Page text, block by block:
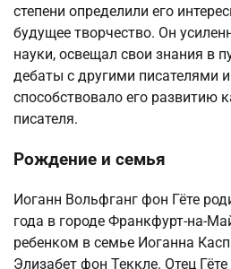
степени определили его
будущее творчество. Он
науки, освещал свои знания в
дебаты с другими писателями
способствовало его развитию
писателя.
Рождение и семья
Иоганн Вольфганг фон Гёте
года в городе Франкфурт-на-
ребенком в семье Иоганна
Элизабет фон Теккле. Отец